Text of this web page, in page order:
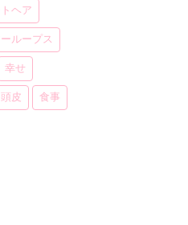
ヘア
ループス
幸せ
頭皮 食事